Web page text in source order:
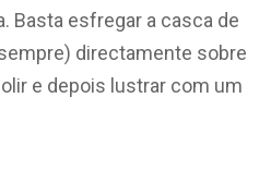
Basta esfregar a casca de
directamente sobre
e depois lustrar com um